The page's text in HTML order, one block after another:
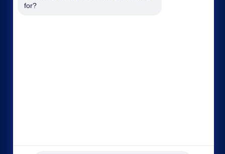
for?